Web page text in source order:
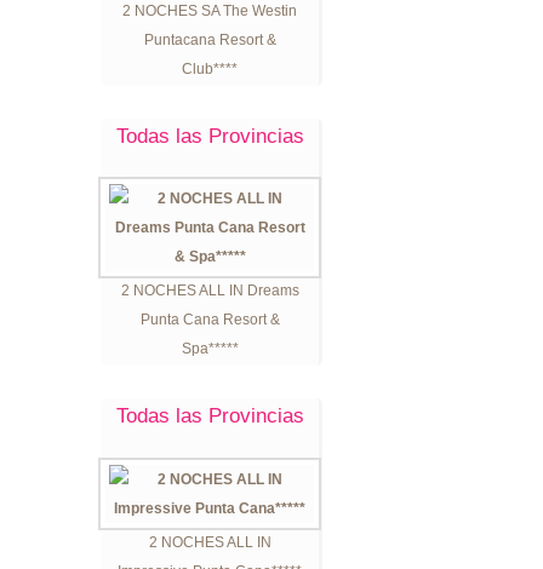
2 NOCHES SA The Westin
Puntacana Resort &
Club****
Todas las Provincias
2 NOCHES ALL IN Dreams
Punta Cana Resort &
Spa*****
Todas las Provincias
2 NOCHES ALL IN